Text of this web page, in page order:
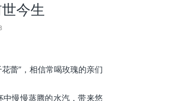
今生
蕾”，相信常喝玫瑰的亲们
慢慢蒸腾的水汽，带来悠